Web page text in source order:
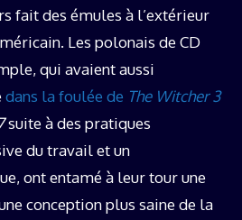
fait des émules à l’extérieur
Les polonais de CD
qui avaient aussi
dans la foulée de The Witcher 3
suite à des pratiques
du travail et un
ont entamé à leur tour une
conception plus saine de la